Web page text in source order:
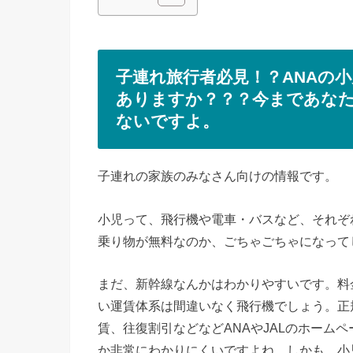
子連れ旅行者必見！？ANAの
ありますか？？？今まであな
ないですよ。
子連れの家族のみなさん向けの情報です。
小児って、飛行機や電車・バスなど、それ
乗り物が無料なのか、ごちゃごちゃになっ
まだ、新幹線なんかはわかりやすいです。
い運賃体系は間違いなく飛行機でしょう。
賃、往復割引などなどANAやJALのホーム
か非常にわかりにくいですよね。しかも、